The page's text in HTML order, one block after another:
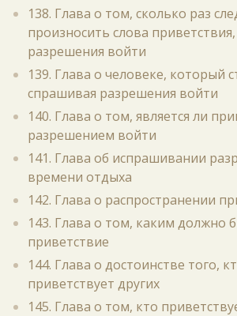
138. Глава о том, сколько раз
произносить слова
разрешения войти
139. Глава о человеке, который
спрашивая разрешения войти
140. Глава о том, является ли
разрешением войти
141. Глава об испрашивании
времени отдыха
142. Глава о распространении
143. Глава о том, каким должно
приветствие
144. Глава о достоинстве того,
приветствует других
145. Глава о том, кто